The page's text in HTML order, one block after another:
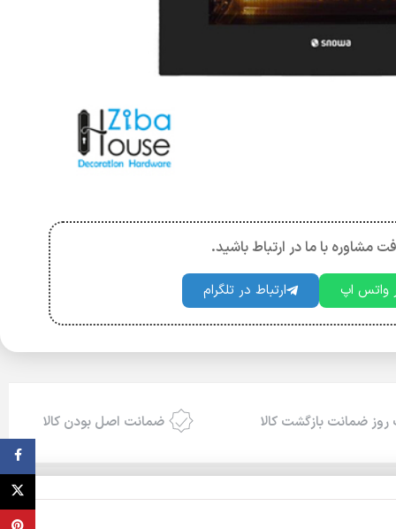
مشاوره با ما در ارتباط باشید.
واتس اپ ارتباط در تلگرام
ضمانت بازگشت کالا ضمانت اصل بودن کالا